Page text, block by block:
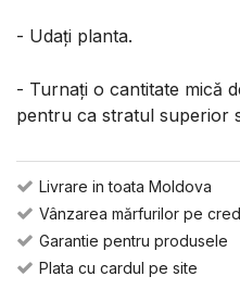
- Udaţi planta.
- Turnaţi o cantitate mică
pentru ca stratul superior
Livrare in toata Moldova
Vânzarea mărfurilor pe
Garantie pentru produsele
Plata cu cardul pe site